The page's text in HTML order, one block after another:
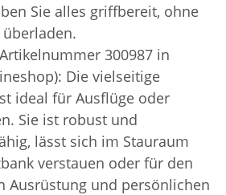
Sie alles griffbereit, ohne
300987 in
Die vielseitige
ideal für Ausflüge oder
Sie ist robust und
lässt sich im Stauraum
verstauen oder für den
Ausrüstung und persönlichen